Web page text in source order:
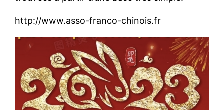
http://www.asso-franco-chinois.fr